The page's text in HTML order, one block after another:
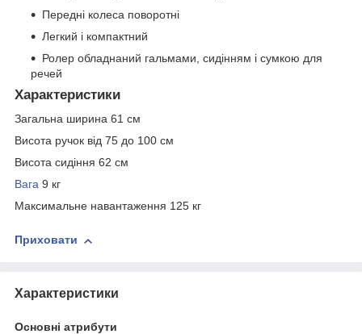
Передні колеса поворотні
Легкий і компактний
Ролер обладнаний гальмами, сидінням і сумкою для
речей
Характеристики
Загальна ширина 61 см
Висота ручок від 75 до 100 см
Висота сидіння 62 см
Вага 9 кг
Максимальне навантаження 125 кг
Приховати
Характеристики
Основні атрибути